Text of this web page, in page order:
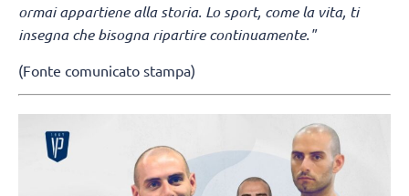
ormai appartiene alla storia. Lo sport, come la vita, ti
insegna che bisogna ripartire continuamente."
(Fonte comunicato stampa)